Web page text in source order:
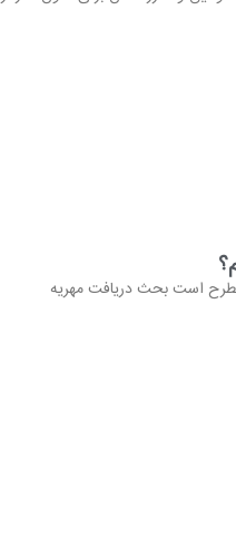
است بحث دریافت مهریه